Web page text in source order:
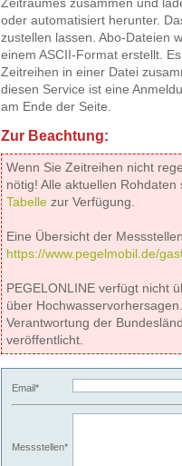
Zeitraumes zusammen und
oder automatisiert herunter.
zustellen lassen. Abo-Dateien
einem ASCII-Format erstellt.
Zeitreihen in einer Datei
diesen Service ist eine
am Ende der Seite.
Zur Beachtung:
Wenn Sie Zeitreihen nicht
nötig! Alle aktuellen
Tabelle zur Verfügung.
Eine Übersicht der
https://www.pegelmobil.de/
PEGELONLINE verfügt nicht
über
Verantwortung der
veröffentlicht.
Email*
Messstellen*